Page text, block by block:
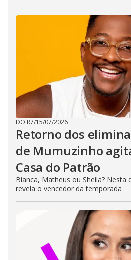
DO R7/15/07/2026
Retorno dos
de Mumuzinho
Casa do Patrão
Bianca, Matheus ou Sheila? Nesta
revela o vencedor da temporada